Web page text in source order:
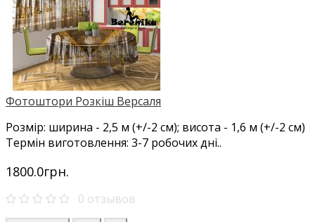
Фотоштори Розкіш Версаля
Розмір: ширина - 2,5 м (+/-2 см); висота - 1,6 м (+/-2 см)
Термін виготовлення: 3-7 робочих дні..
1800.0грн.
0 отзывов